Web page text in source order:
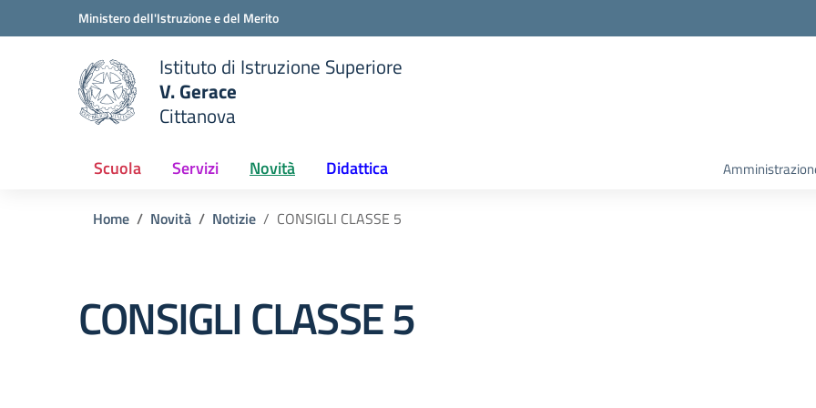
Vai ai contenuti
Vai al menu di navigazioneMinistero dell'Istruzione e del Merito
scuola
Istituto di Istruzione Superiore
V. Gerace
Cittanova
Scuola Servizi Novità Didattica
Home Novità Notizie CONSIGLI CLASSE 5
CONSIGLI CLASSE 5